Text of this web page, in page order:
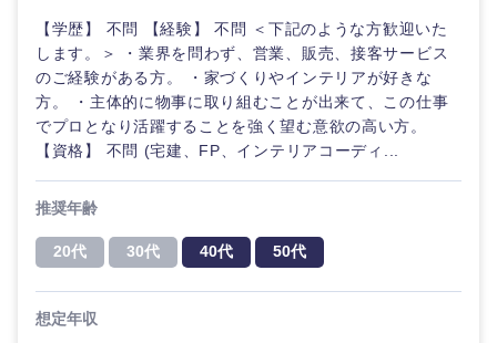
【学歴】 不問 【経験】 不問 ＜下記のような方歓迎いた
します。＞ ・業界を問わず、営業、販売、接客サービス
のご経験がある方。 ・家づくりやインテリアが好きな
方。 ・主体的に物事に取り組むことが出来て、この仕事
でプロとなり活躍することを強く望む意欲の高い方。
【資格】 不問 (宅建、FP、インテリアコーディ...
推奨年齢
20代 30代 40代 50代
想定年収